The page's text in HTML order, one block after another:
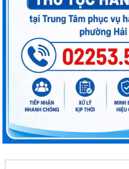
TIN TRONG THỰC HIỆN NHIỆM VỤ
Techfest Haiphong 2026 là sự kiện
sáng tạo thường niên lớn nhất thành...
PHƯỜNG HẢI AN TRIỂN KHAI CHIẾN
NHẬT SỔ SỨC KHỎE ĐIỆN TỬ TRÊN ỨNG
Chỉ 3 bước cài đặt App EVN CSKH -
nhiều tiện ích khác
VÌ SỨC KHỎE CỦA BẢN THÂN, GIA ĐÌNH
TAY BẢO ĐẢM AN TOÀN THỰC PHẨM!